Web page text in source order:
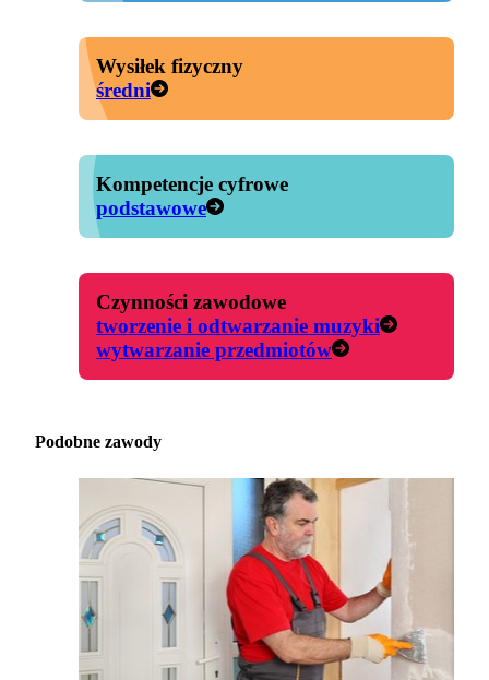
Wysiłek fizyczny
średni
Kompetencje cyfrowe
podstawowe
Czynności zawodowe
tworzenie i odtwarzanie muzyki
wytwarzanie przedmiotów
Podobne zawody